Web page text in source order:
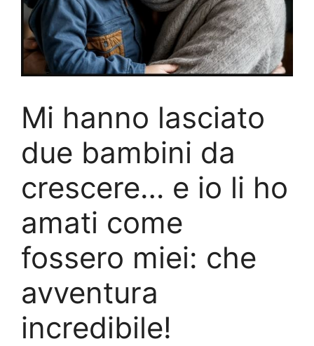
Mi hanno lasciato
due bambini da
crescere… e io li ho
amati come
fossero miei: che
avventura
incredibile!